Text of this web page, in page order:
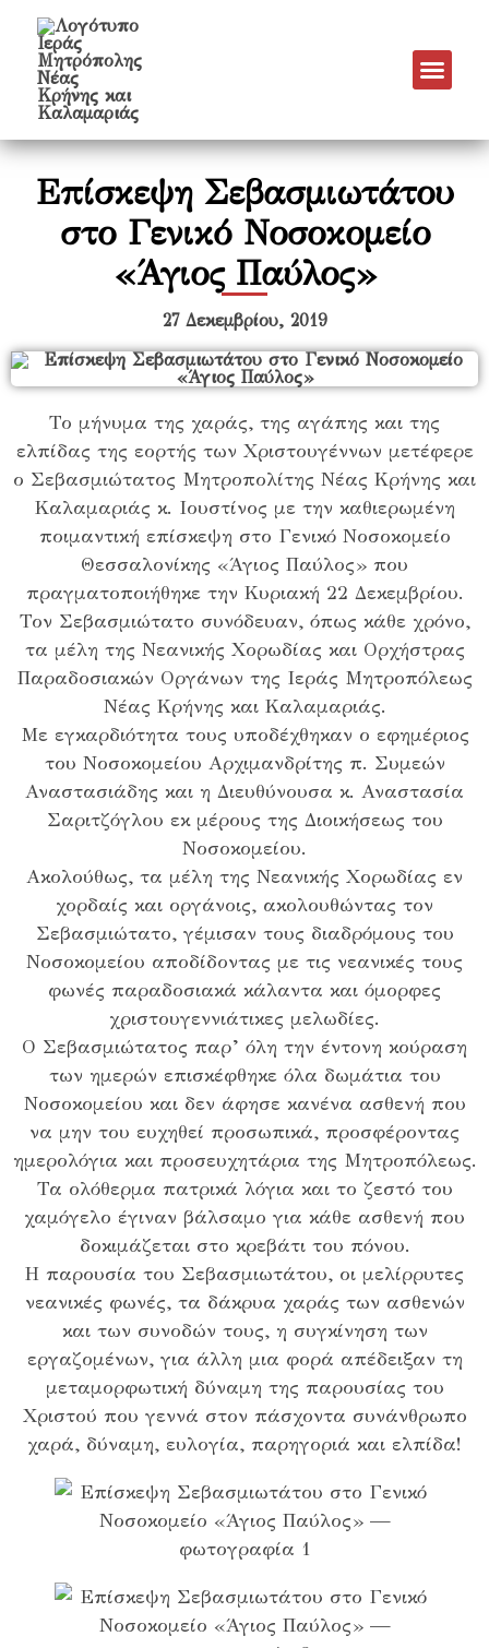
Επίσκεψη Σεβασμιωτάτου
στο Γενικό Νοσοκομείο
«Άγιος Παύλος»
27 Δεκεμβρίου, 2019
Το μήνυμα της χαράς, της αγάπης και της
ελπίδας της εορτής των Χριστουγέννων μετέφερε
ο Σεβασμιώτατος Μητροπολίτης Νέας Κρήνης και
Καλαμαριάς κ. Ιουστίνος με την καθιερωμένη
ποιμαντική επίσκεψη στο Γενικό Νοσοκομείο
Θεσσαλονίκης «Άγιος Παύλος» που
πραγματοποιήθηκε την Κυριακή 22 Δεκεμβρίου.
Τον Σεβασμιώτατο συνόδευαν, όπως κάθε χρόνο,
τα μέλη της Νεανικής Χορωδίας και Ορχήστρας
Παραδοσιακών Οργάνων της Ιεράς Μητροπόλεως
Νέας Κρήνης και Καλαμαριάς.
Με εγκαρδιότητα τους υποδέχθηκαν ο εφημέριος
του Νοσοκομείου Αρχιμανδρίτης π. Συμεών
Αναστασιάδης και η Διευθύνουσα κ. Αναστασία
Σαριτζόγλου εκ μέρους της Διοικήσεως του
Νοσοκομείου.
Ακολούθως, τα μέλη της Νεανικής Χορωδίας εν
χορδαίς και οργάνοις, ακολουθώντας τον
Σεβασμιώτατο, γέμισαν τους διαδρόμους του
Νοσοκομείου αποδίδοντας με τις νεανικές τους
φωνές παραδοσιακά κάλαντα και όμορφες
χριστουγεννιάτικες μελωδίες.
Ο Σεβασμιώτατος παρ’ όλη την έντονη κούραση
των ημερών επισκέφθηκε όλα δωμάτια του
Νοσοκομείου και δεν άφησε κανένα ασθενή που
να μην του ευχηθεί προσωπικά, προσφέροντας
ημερολόγια και προσευχητάρια της Μητροπόλεως.
Τα ολόθερμα πατρικά λόγια και το ζεστό του
χαμόγελο έγιναν βάλσαμο για κάθε ασθενή που
δοκιμάζεται στο κρεβάτι του πόνου.
Η παρουσία του Σεβασμιωτάτου, οι μελίρρυτες
νεανικές φωνές, τα δάκρυα χαράς των ασθενών
και των συνοδών τους, η συγκίνηση των
εργαζομένων, για άλλη μια φορά απέδειξαν τη
μεταμορφωτική δύναμη της παρουσίας του
Χριστού που γεννά στον πάσχοντα συνάνθρωπο
χαρά, δύναμη, ευλογία, παρηγοριά και ελπίδα!